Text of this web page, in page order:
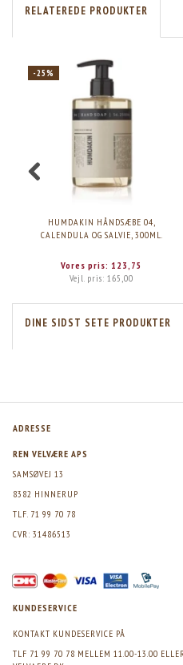
RELATEREDE PRODUKTER
-25%
HUMDAKIN HÅNDSÆBE 04,
CALENDULA OG SALVIE, 300ML.
Vores pris: 123,75
Vejl. pris: 165,00
DINE SIDST SETE PRODUKTER
ADRESSE
REN VELVÆRE APS
SAMSØVEJ 13
8382 HINNERUP
TLF. 71 99 70 78
CVR: 31486513
KUNDESERVICE
KONTAKT KUNDESERVICE PÅ
TLF 71 99 70 78 MELLEM 11.00-13.00